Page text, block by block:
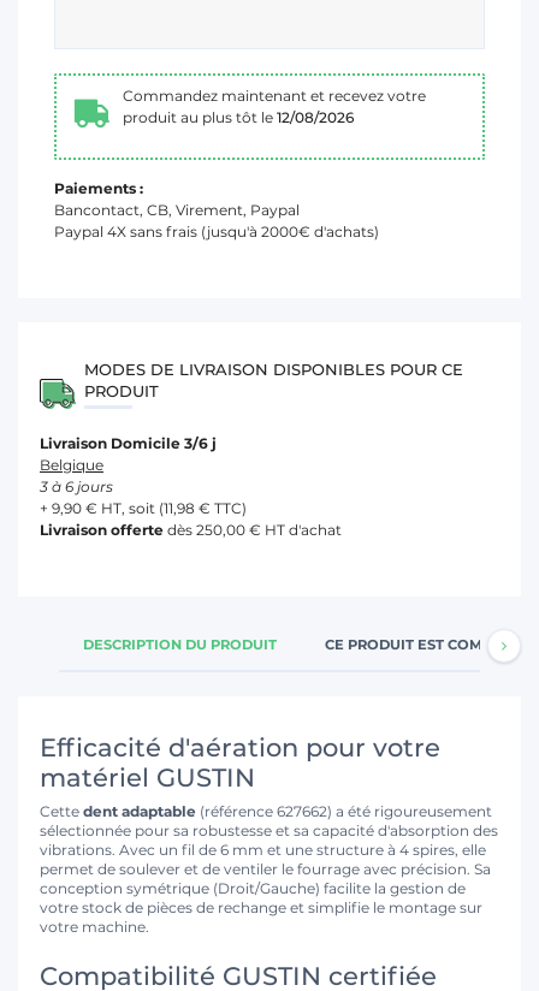
Commandez maintenant et recevez votre
produit au plus tôt le 12/08/2026
Paiements :
Bancontact, CB, Virement, Paypal
Paypal 4X sans frais (jusqu'à 2000€ d'achats)
MODES DE LIVRAISON DISPONIBLES POUR CE
PRODUIT
Livraison Domicile 3/6 j
Belgique
3 à 6 jours
+ 9,90 € HT, soit (11,98 € TTC)
Livraison offerte dès 250,00 € HT d'achat
DESCRIPTION DU PRODUIT CE PRODUIT EST
Efficacité d'aération pour votre
matériel GUSTIN
Cette dent adaptable (référence 627662) a été rigoureusement
sélectionnée pour sa robustesse et sa capacité d'absorption des
vibrations. Avec un fil de 6 mm et une structure à 4 spires, elle
permet de soulever et de ventiler le fourrage avec précision. Sa
conception symétrique (Droit/Gauche) facilite la gestion de
votre stock de pièces de rechange et simplifie le montage sur
votre machine.
Compatibilité GUSTIN certifiée